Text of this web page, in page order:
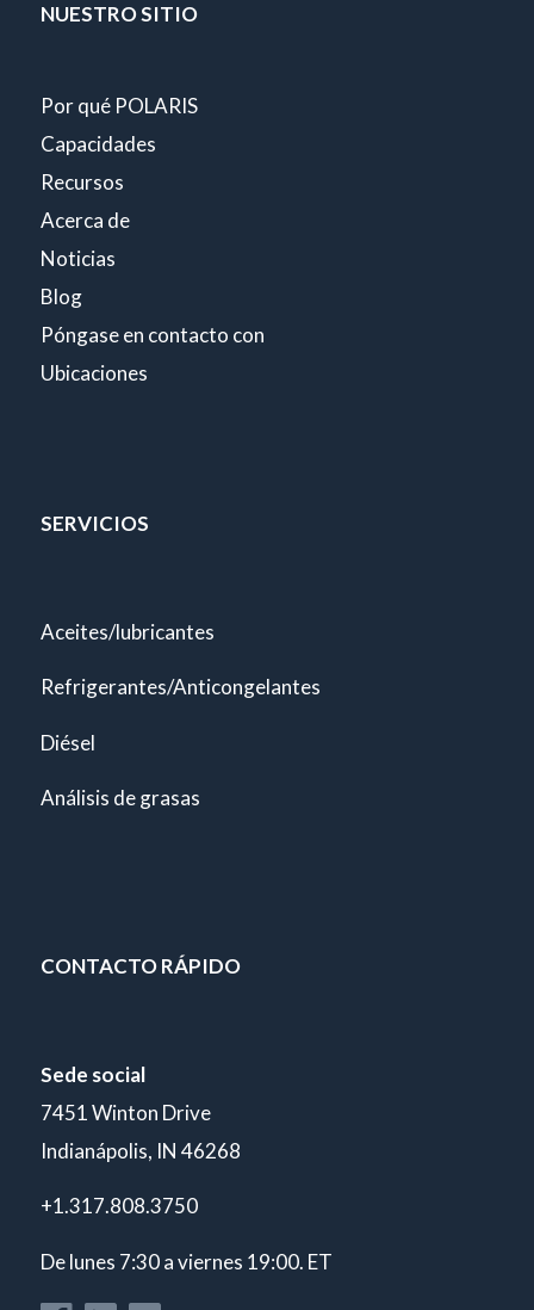
NUESTRO SITIO
Por qué POLARIS
Capacidades
Recursos
Acerca de
Noticias
Blog
Póngase en contacto con
Ubicaciones
SERVICIOS
Aceites/lubricantes
Refrigerantes/Anticongelantes
Diésel
Análisis de grasas
CONTACTO RÁPIDO
Sede social
7451 Winton Drive
Indianápolis, IN 46268
+1.317.808.3750
De lunes 7:30 a viernes 19:00. ET